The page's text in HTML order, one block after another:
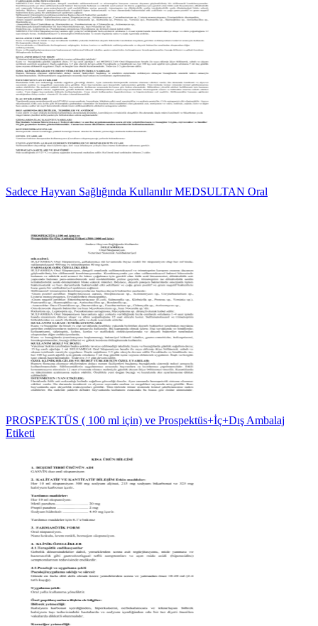
Sadece Hayvan Sağlığında Kullanılır MEDSULTAN Oral
PROSPEKTÜS ( 100 ml için) ve Prospektüs+İç+Dış Ambalaj
Etiketi